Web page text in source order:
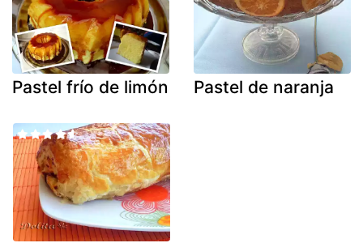
Pastel frío de limón Pastel de naranja